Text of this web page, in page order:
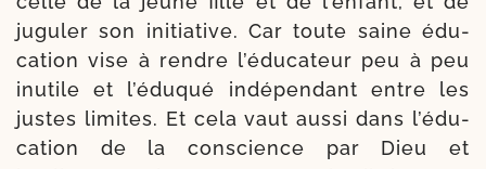
jugu­ler son ini­tia­tive. Car toute saine édu­
ca­tion vise à rendre l’é­du­ca­teur peu à peu
inutile et l’é­du­qué indé­pen­dant entre les
justes limites. Et cela vaut aus­si dans l’é­du­
ca­tion de la conscience par Dieu et